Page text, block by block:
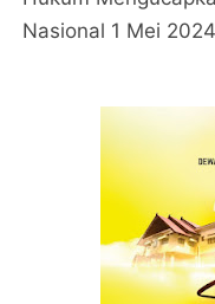
Nasional 1 Mei 2024